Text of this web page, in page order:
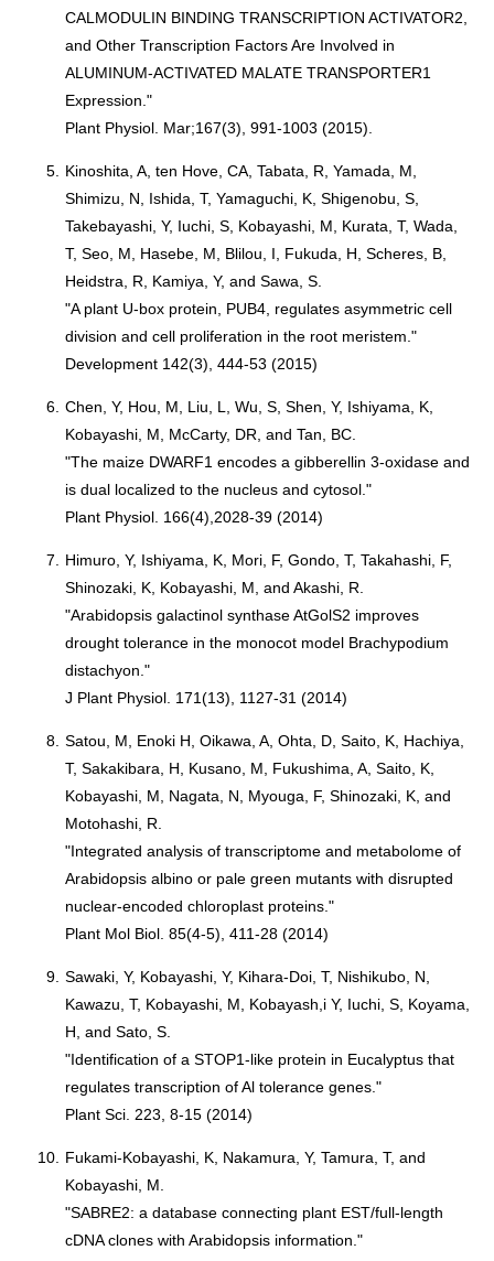
CALMODULIN BINDING TRANSCRIPTION ACTIVATOR2,
and Other Transcription Factors Are Involved in
ALUMINUM-ACTIVATED MALATE TRANSPORTER1
Expression."
Plant Physiol. Mar;167(3), 991-1003 (2015).
5.
Kinoshita, A, ten Hove, CA, Tabata, R, Yamada, M,
Shimizu, N, Ishida, T, Yamaguchi, K, Shigenobu, S,
Takebayashi, Y, Iuchi, S, Kobayashi, M, Kurata, T, Wada,
T, Seo, M, Hasebe, M, Blilou, I, Fukuda, H, Scheres, B,
Heidstra, R, Kamiya, Y, and Sawa, S.
"A plant U-box protein, PUB4, regulates asymmetric cell
division and cell proliferation in the root meristem."
Development 142(3), 444-53 (2015)
6. Chen, Y, Hou, M, Liu, L, Wu, S, Shen, Y, Ishiyama, K,
Kobayashi, M, McCarty, DR, and Tan, BC.
"The maize DWARF1 encodes a gibberellin 3-oxidase and
is dual localized to the nucleus and cytosol."
Plant Physiol. 166(4),2028-39 (2014)
7.
Himuro, Y, Ishiyama, K, Mori, F, Gondo, T, Takahashi, F,
Shinozaki, K, Kobayashi, M, and Akashi, R.
"Arabidopsis galactinol synthase AtGolS2 improves
drought tolerance in the monocot model Brachypodium
distachyon."
J Plant Physiol. 171(13), 1127-31 (2014)
8. Satou, M, Enoki H, Oikawa, A, Ohta, D, Saito, K, Hachiya,
T, Sakakibara, H, Kusano, M, Fukushima, A, Saito, K,
Kobayashi, M, Nagata, N, Myouga, F, Shinozaki, K, and
Motohashi, R.
"Integrated analysis of transcriptome and metabolome of
Arabidopsis albino or pale green mutants with disrupted
nuclear-encoded chloroplast proteins."
Plant Mol Biol. 85(4-5), 411-28 (2014)
9. Sawaki, Y, Kobayashi, Y, Kihara-Doi, T, Nishikubo, N,
Kawazu, T, Kobayashi, M, Kobayash,i Y, Iuchi, S, Koyama,
H, and Sato, S.
"Identification of a STOP1-like protein in Eucalyptus that
regulates transcription of Al tolerance genes."
Plant Sci. 223, 8-15 (2014)
10.
Fukami-Kobayashi, K, Nakamura, Y, Tamura, T, and
Kobayashi, M.
"SABRE2: a database connecting plant EST/full-length
cDNA clones with Arabidopsis information."